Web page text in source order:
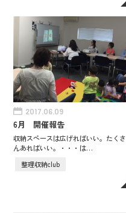
2017.06.09
6月 開催報告
収納スペースは広げればいい。たくさ
んあればいい。・・・は…
整理収納club